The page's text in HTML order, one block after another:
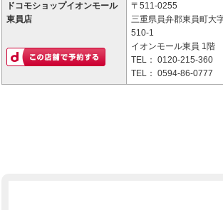
ドコモショップイオンモール
東員店
〒511-0255
三重県員弁郡東員町大
510-1
イオンモール東員 1階
TEL： 0120-215-360
TEL： 0594-86-0777